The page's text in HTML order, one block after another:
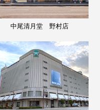
中尾清月堂 野村店